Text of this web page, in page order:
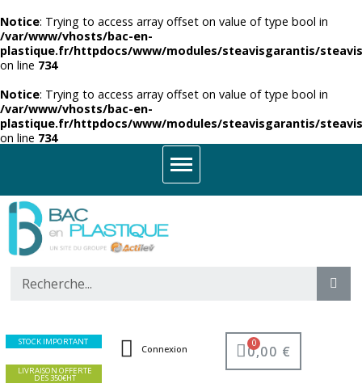
Notice: Trying to access array offset on value of type bool in
/var/www/vhosts/bac-en-
plastique.fr/httpdocs/www/modules/steavisgarantis/
on line 734
Notice: Trying to access array offset on value of type bool in
/var/www/vhosts/bac-en-
plastique.fr/httpdocs/www/modules/steavisgarantis/
on line 734
STOCK IMPORTANT
LIVRAISON OFFERTE
DES 350€HT
Connexion 0,00 €